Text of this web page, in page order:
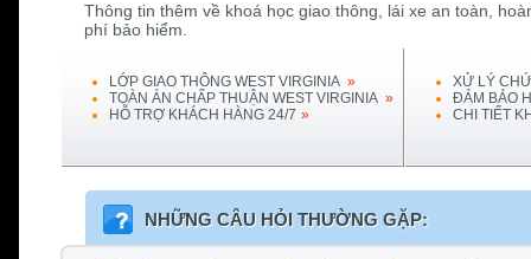
Thông tin thêm về khoá học giao thông, lái xe an toàn,
phí bảo hiểm.
LỚP GIAO THÔNG WEST VIRGINIA »
TOÀN ÁN CHẤP THUẬN WEST VIRGINIA »
HỖ TRỢ KHÁCH HÀNG 24/7 »
XỬ LÝ
ĐẢM BẢO
CHI TIẾT
NHỮNG CÂU HỎI THƯỜNG GẶP: